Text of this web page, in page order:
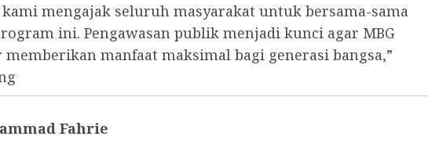
kami mengajak seluruh masyarakat untuk bersama-sama
ini. Pengawasan publik menjadi kunci agar MBG
memberikan manfaat maksimal bagi generasi bangsa,”
Fahrie